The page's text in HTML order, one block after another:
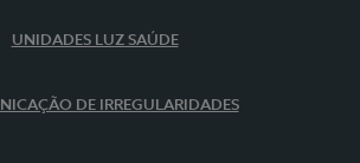
UNIDADES LUZ SAÚDE
DE IRREGULARIDADES